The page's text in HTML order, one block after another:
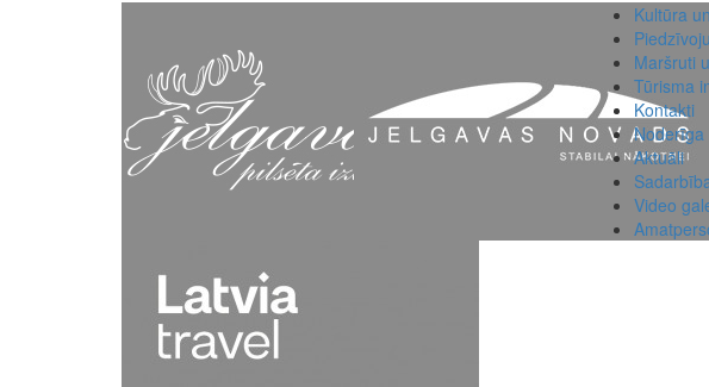
Kultūra
Maršruti
Tūrisma
Kontakti
Noderīga
Aktuāli
Video